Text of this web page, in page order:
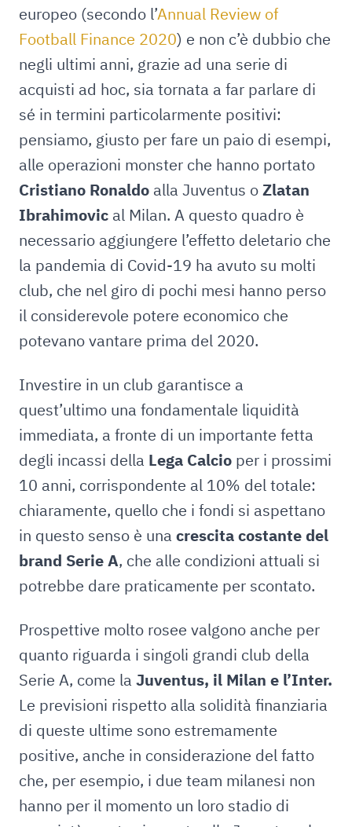
europeo (secondo l’Annual Review of
Football Finance 2020) e non c’è dubbio che
negli ultimi anni, grazie ad una serie di
acquisti ad hoc, sia tornata a far parlare di
sé in termini particolarmente positivi:
pensiamo, giusto per fare un paio di esempi,
alle operazioni monster che hanno portato
Cristiano Ronaldo alla Juventus oZlatan
Ibrahimovic al Milan. A questo quadro è
necessario aggiungere l’effetto deletario che
la pandemia di Covid-19 ha avuto su molti
club, che nel giro di pochi mesi hanno perso
il considerevole potere economico che
potevano vantare prima del 2020.
Investire in un club garantisce a
quest’ultimo una fondamentale liquidità
immediata, a fronte di un importante fetta
degli incassi della Lega Calcio per i prossimi
10 anni, corrispondente al 10% del totale:
chiaramente, quello che i fondi si aspettano
in questo senso è una crescita costante del
brand Serie A, che alle condizioni attuali si
potrebbe dare praticamente per scontato.
Prospettive molto rosee valgono anche per
quanto riguarda i singoli grandi club della
Serie A, come la Juventus, il Milan e l’Inter.
Le previsioni rispetto alla solidità finanziaria
di queste ultime sono estremamente
positive, anche in considerazione del fatto
che, per esempio, i due team milanesi non
hanno per il momento un loro stadio di